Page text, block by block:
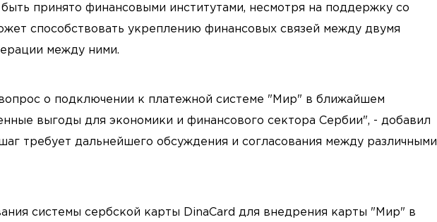
принято финансовыми институтами, несмотря на поддержку со
способствовать укреплению финансовых связей между двумя
между ними.
о подключении к платежной системе "Мир" в ближайшем
выгоды для экономики и финансового сектора Сербии", - добавил
требует дальнейшего обсуждения и согласования между различными
системы сербской карты DinaCard для внедрения карты "Мир" в